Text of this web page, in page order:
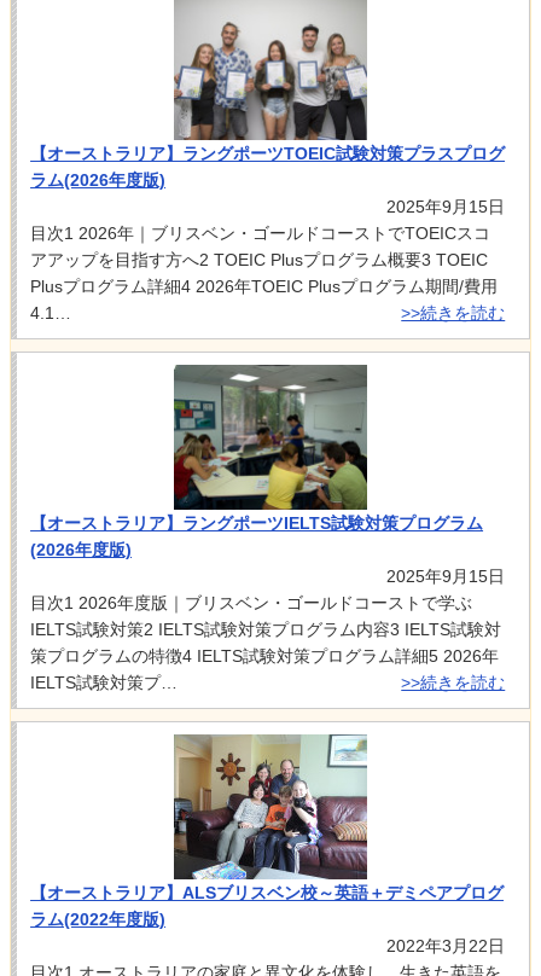
【オーストラリア】ラングポーツTOEIC試験対策プラスプログ
ラム(2026年度版)
2025年9月15日
目次1 2026年｜ブリスベン・ゴールドコーストでTOEICスコ
アアップを目指す方へ2 TOEIC Plusプログラム概要3 TOEIC
Plusプログラム詳細4 2026年TOEIC Plusプログラム期間/費用
4.1…
>>続きを読む
【オーストラリア】ラングポーツIELTS試験対策プログラム
(2026年度版)
2025年9月15日
目次1 2026年度版｜ブリスベン・ゴールドコーストで学ぶ
IELTS試験対策2 IELTS試験対策プログラム内容3 IELTS試験対
策プログラムの特徴4 IELTS試験対策プログラム詳細5 2026年
IELTS試験対策プ…
>>続きを読む
【オーストラリア】ALSブリスベン校～英語＋デミペアプログ
ラム(2022年度版)
2022年3月22日
目次1 オーストラリアの家庭と異文化を体験し、生きた英語を